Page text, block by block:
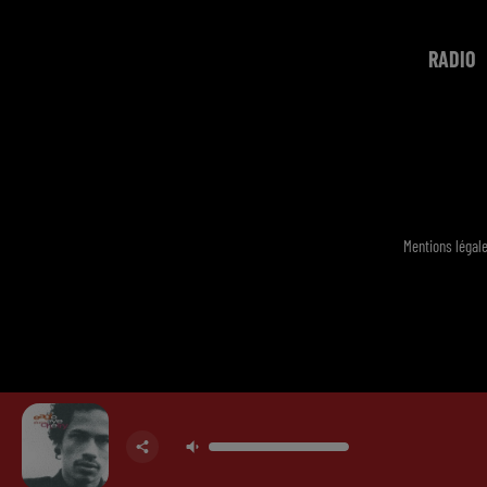
RADIO
Mentions